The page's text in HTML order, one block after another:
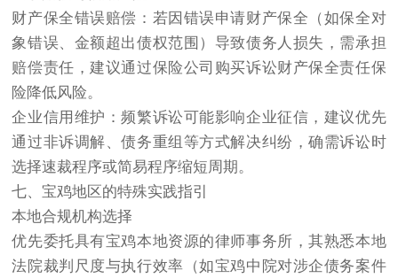
财产保全错误赔偿：若因错误申请财产保全（如保全对
象错误、金额超出债权范围）导致债务人损失，需承担
赔偿责任，建议通过保险公司购买诉讼财产保全责任保
险降低风险。
企业信用维护：频繁诉讼可能影响企业征信，建议优先
通过非诉调解、债务重组等方式解决纠纷，确需诉讼时
选择速裁程序或简易程序缩短周期。
七、宝鸡地区的特殊实践指引
本地合规机构选择
优先委托具有宝鸡本地资源的律师事务所，其熟悉本地
法院裁判尺度与执行效率（如宝鸡中院对涉企债务案件